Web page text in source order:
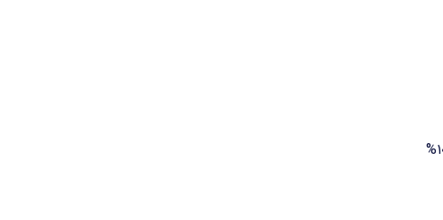
۱۰۰% مالکیت خارجی( در اداره ثبت شرکت و مالکیت های صنعتی و معنوی مناطق آزاد امکان ثبت شرکت با مالکیت ۱۰۰%